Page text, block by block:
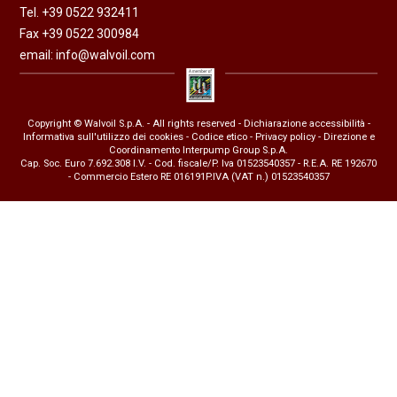
Tel. +39 0522 932411
Fax +39 0522 300984
email:info@walvoil.com
Copyright © Walvoil S.p.A. - All rights reserved - Dichiarazione accessibilità -
Informativa sull'utilizzo dei cookies- Codice etico- Privacy policy- Direzione e
Coordinamento Interpump Group S.p.A.
Cap. Soc. Euro 7.692.308 I.V. - Cod. fiscale/P. Iva 01523540357 - R.E.A. RE 192670
- Commercio Estero RE 016191P.IVA (VAT n.) 01523540357